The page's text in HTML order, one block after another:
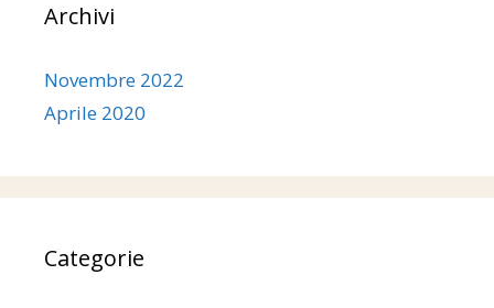
Archivi
Novembre 2022
Aprile 2020
Categorie